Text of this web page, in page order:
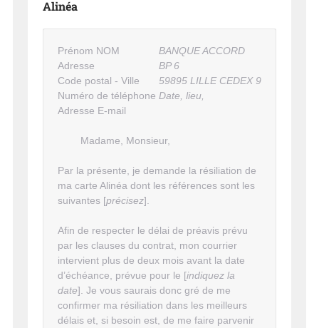
Alinéa
BANQUE ACCORD
BP 6
59895 LILLE CEDEX 9
Date, lieu,
Prénom NOM
Adresse
Code postal - Ville
Numéro de téléphone
Adresse E-mail
Madame, Monsieur,
Par la présente, je demande la résiliation de
ma carte Alinéa dont les références sont les
suivantes [précisez].
Afin de respecter le délai de préavis prévu
par les clauses du contrat, mon courrier
intervient plus de deux mois avant la date
d’échéance, prévue pour le [indiquez la
date]. Je vous saurais donc gré de me
confirmer ma résiliation dans les meilleurs
délais et, si besoin est, de me faire parvenir